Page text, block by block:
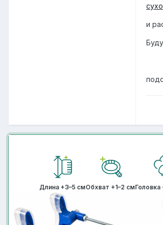
и
Длина +3–5 смОбхват +1–2 смГоловка